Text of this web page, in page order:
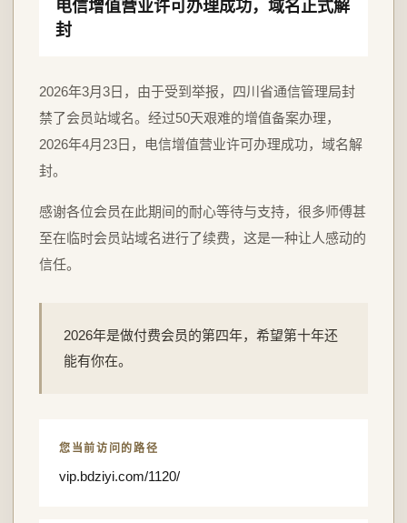
电信增值营业许可办理成功，域名正式解
封
2026年3月3日，由于受到举报，四川省通信管理局封
禁了会员站域名。经过50天艰难的增值备案办理，
2026年4月23日，电信增值营业许可办理成功，域名解
封。
感谢各位会员在此期间的耐心等待与支持，很多师傅甚
至在临时会员站域名进行了续费，这是一种让人感动的
信任。
2026年是做付费会员的第四年，希望第十年还
能有你在。
您当前访问的路径
vip.bdziyi.com/1120/